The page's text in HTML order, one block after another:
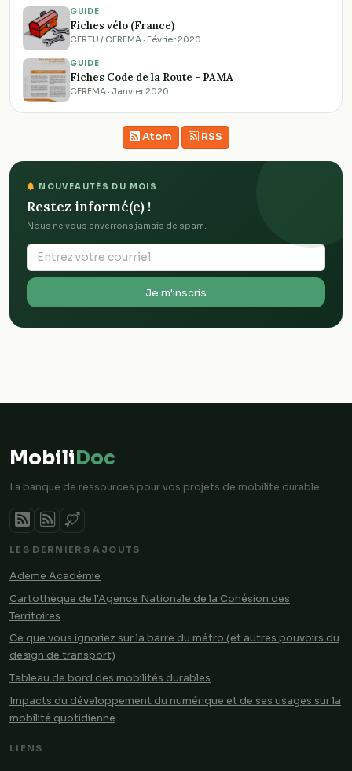
GUIDE
Fiches vélo (France)
CERTU / CEREMA · Février 2020
GUIDE
Fiches Code de la Route - PAMA
CEREMA · Janvier 2020
Atom RSS
NOUVEAUTÉS DU MOIS
Restez informé(e) !
Nous ne vous enverrons jamais de spam.
Je m'inscris
MobiliDoc
La banque de ressources pour vos projets de mobilité durable.
LES DERNIERS AJOUTS
Ademe Académie
Cartothèque de l'Agence Nationale de la Cohésion des
Territoires
Ce que vous ignoriez sur la barre du métro (et autres pouvoirs du
design de transport)
Tableau de bord des mobilités durables
Impacts du développement du numérique et de ses usages sur la
mobilité quotidienne
LIENS